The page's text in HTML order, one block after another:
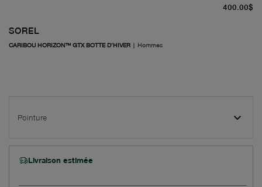
SOREL
CARIBOU HORIZON™ GTX BOTTE D’HIVER | Hommes
400.00$
Pointure
Livraison estimée